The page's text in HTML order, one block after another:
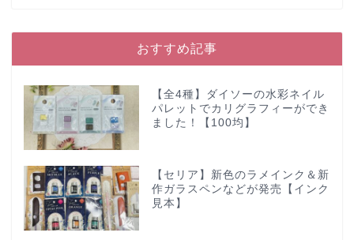
おすすめ記事
【全4種】ダイソーの水彩ネイル
パレットでカリグラフィーができ
ました！【100均】
【セリア】新色のラメインク＆新
作ガラスペンなどが発売【インク
見本】